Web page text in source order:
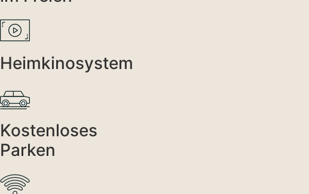
Heimkinosystem
Kostenloses
Parken